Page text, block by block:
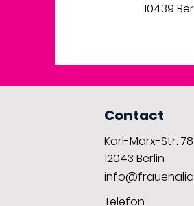
10439
Contact
Karl-Marx-Str. 78
12043 Berlin
Telefon